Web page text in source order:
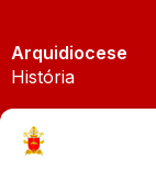
Arquidiocese
História
Padroeira